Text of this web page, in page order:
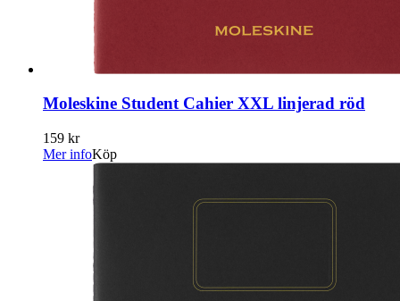
Moleskine Student Cahier XXL linjerad röd
159 kr
Mer infoKöp